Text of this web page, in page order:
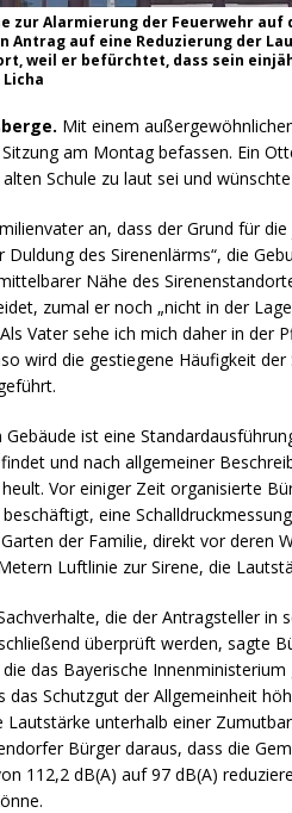
zur Alarmierung der Feuerwehr
Antrag auf eine Reduzierung der
weil er befürchtet, dass sein
Mit einem
am Montag befassen. Ein
Schule zu laut sei und
an, dass der Grund für
des Sirenenlärms“, die
Nähe des
zumal er noch „nicht in der
Vater sehe ich mich daher in der
wird die gestiegene Häufigkeit
ist eine
und nach allgemeiner
Vor einiger Zeit organisierte
eine
der Familie, direkt vor deren
Luftlinie zur Sirene, die
die der Antragsteller in
überprüft werden, sagte
das Bayerische
Schutzgut der Allgemeinheit
Lautstärke unterhalb einer
Bürger daraus, dass die
112,2 dB(A) auf 97 dB(A)